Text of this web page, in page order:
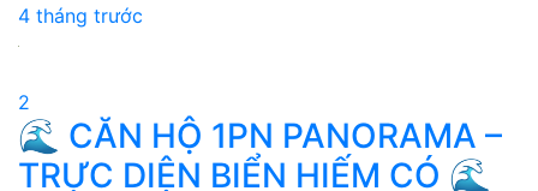
4 tháng trước
2
🌊 CĂN HỘ 1PN PANORAMA –
TRỰC DIỆN BIỂN HIẾM CÓ 🌊